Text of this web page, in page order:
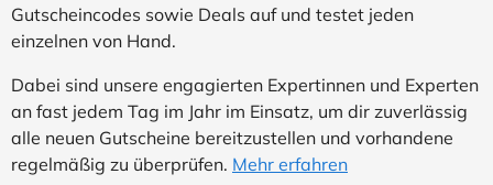
Gutscheincodes sowie Deals auf und testet jeden
einzelnen von Hand.
Dabei sind unsere engagierten Expertinnen und Experten
an fast jedem Tag im Jahr im Einsatz, um dir zuverlässig
alle neuen Gutscheine bereitzustellen und vorhandene
regelmäßig zu überprüfen. Mehr erfahren